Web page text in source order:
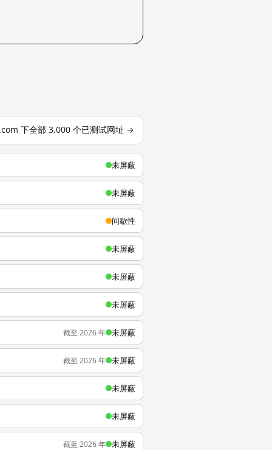
下全部 3,000 个已测试网址 →
未屏蔽
未屏蔽
间歇性
未屏蔽
未屏蔽
未屏蔽
截至 2026 年 未屏蔽
截至 2026 年 未屏蔽
未屏蔽
未屏蔽
截至 2026 年 未屏蔽